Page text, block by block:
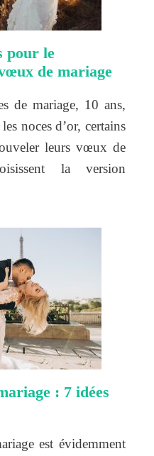
pour le
de mariage
de mariage, 10 ans,
noces d’or, certains
leurs vœux de
la version
: 7 idées
est évidemment